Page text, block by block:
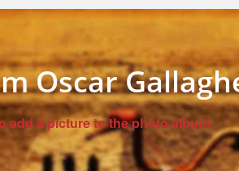
Oscar
add a picture to the photo album